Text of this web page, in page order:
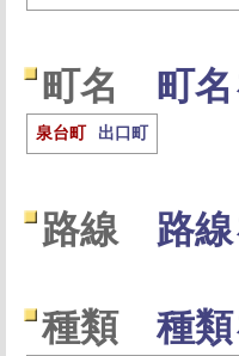
町名 町
泉台町 出口町
路線 路
種類 種